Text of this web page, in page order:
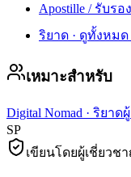
Apostille / รับร
ริยาด · ดูทั้งหมด
เหมาะสำหรับ
Digital Nomad · ริยาด
SP
เขียนโดยผู้เชี่ยวชา